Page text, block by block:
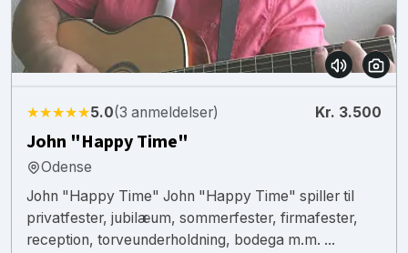
★★★★★5.0(3 anmeldelser) Kr. 3.500
John "Happy Time"
Odense
John "Happy Time" John "Happy Time" spiller til
privatfester, jubilæum, sommerfester, firmafester,
reception, torveunderholdning, bodega m.m. ...